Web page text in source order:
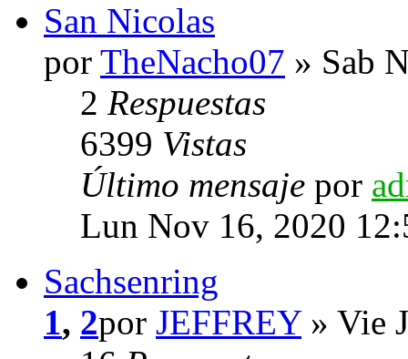
San Nicolas
por TheNacho07 » Sab
2 Respuestas
6399 Vistas
Último mensaje por
Lun Nov 16, 2020
Sachsenring
1, 2por JEFFREY» Vie